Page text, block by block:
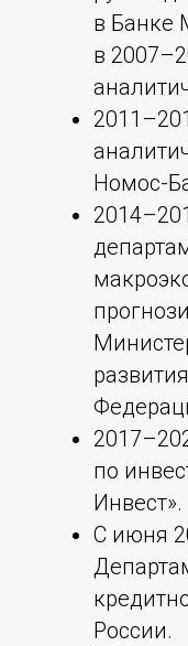
в Банке
в
Номос-
по
Инвест».
С июня
России.